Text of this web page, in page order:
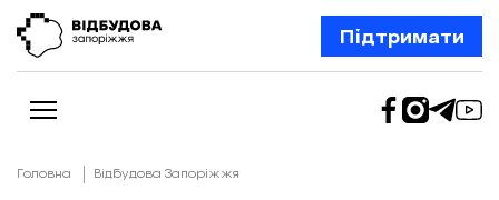
Підтримати
Головна Відбудова Запоріжжя